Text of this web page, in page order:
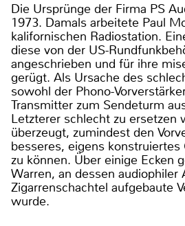
Die Ursprünge der Firma PS
1973. Damals arbeitete Paul
kalifornischen Radiostation.
diese von der US-
angeschrieben und für ihre
gerügt. Als Ursache des
sowohl der Phono-
Transmitter zum Sendeturm
Letzterer schlecht zu ersetzen
überzeugt, zumindest den
besseres, eigens konstruiertes
zu können. Über einige Ecken
Warren, an dessen audiophiler
Zigarrenschachtel aufgebaute
wurde.